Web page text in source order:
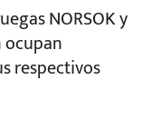
NORSOK y
ocupan
respectivos